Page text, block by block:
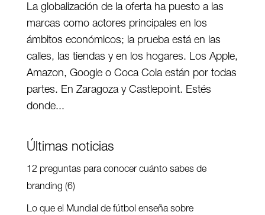
La globalización de la oferta ha puesto a las
marcas como actores principales en los
ámbitos económicos; la prueba está en las
calles, las tiendas y en los hogares. Los Apple,
Amazon, Google o Coca Cola están por todas
partes. En Zaragoza y Castlepoint. Estés
donde...
Últimas noticias
12 preguntas para conocer cuánto sabes de
branding (6)
Lo que el Mundial de fútbol enseña sobre